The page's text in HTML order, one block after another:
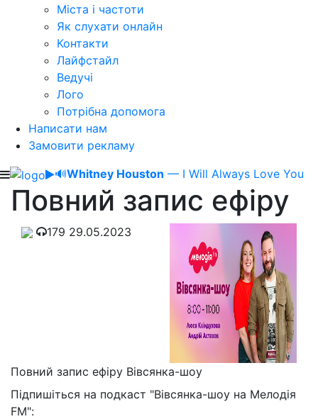
Міста і частоти
Як слухати онлайн
Контакти
Лайфстайл
Ведучі
Лого
Потрібна допомога
Написати нам
Замовити рекламу
🔊Whitney Houston — I Will Always Love You
Повний запис ефіру
179 29.05.2023
Повний запис ефіру Вівсянка-шоу
Підпишіться на подкаст "Вівсянка-шоу на Мелодія
FM":